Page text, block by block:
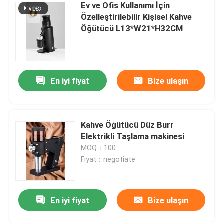
Ev ve Ofis Kullanımı İçin
Özelleştirilebilir Kişisel Kahve
Öğütücü L13*W21*H32CM
En iyi fiyat Bize ulaşın
Kahve Öğütücü Düz Burr
Elektrikli Taşlama makinesi
MOQ：100
Fiyat：negotiate
En iyi fiyat Bize ulaşın